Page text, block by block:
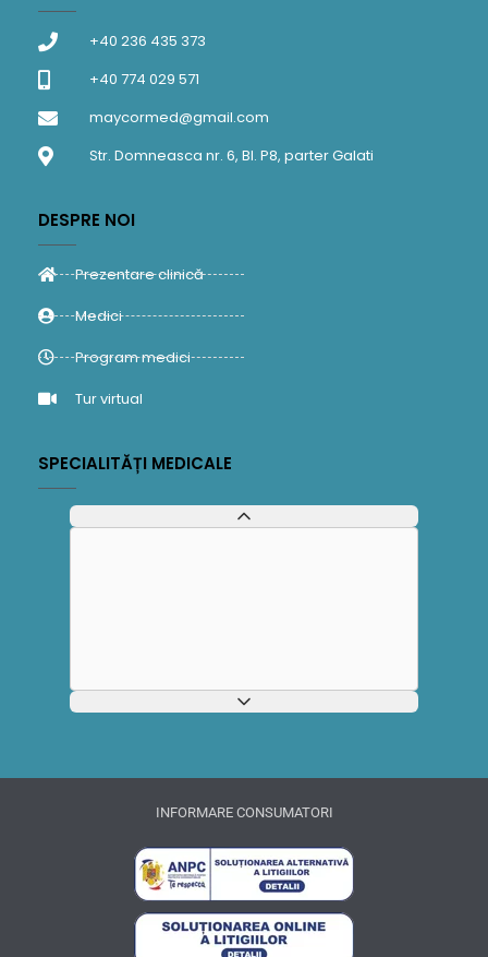
+40 236 435 373
+40 774 029 571
maycormed@gmail.com
Str. Domneasca nr. 6, Bl. P8, parter Galati
DESPRE NOI
Prezentare clinică
Medici
Program medici
Tur virtual
SPECIALITĂȚI MEDICALE
INFORMARE CONSUMATORI